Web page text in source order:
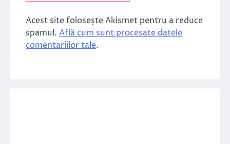
Acest site folosește Akismet pentru a reduce
spamul. Află cum sunt procesate datele
comentariilor tale.